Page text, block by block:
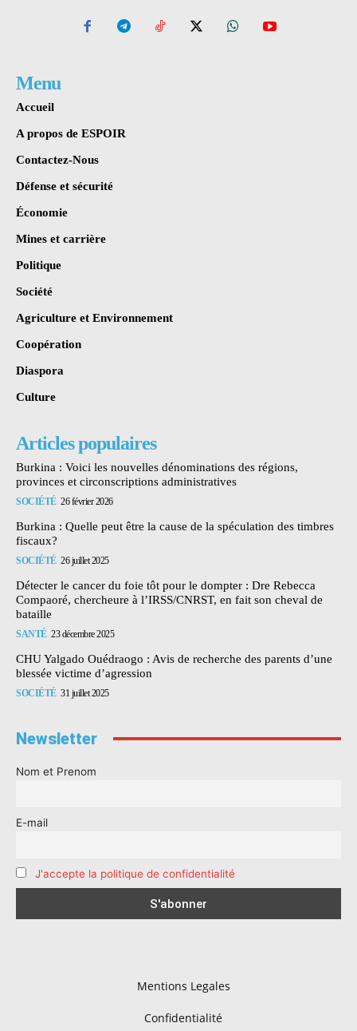
Menu
Accueil
A propos de ESPOIR
Contactez-Nous
Défense et sécurité
Économie
Mines et carrière
Politique
Société
Agriculture et Environnement
Coopération
Diaspora
Culture
Articles populaires
Burkina : Voici les nouvelles dénominations des régions,
provinces et circonscriptions administratives
SOCIÉTÉ 26 février 2026
Burkina : Quelle peut être la cause de la spéculation des timbres
fiscaux?
SOCIÉTÉ 26 juillet 2025
Détecter le cancer du foie tôt pour le dompter : Dre Rebecca
Compaoré, chercheure à l’IRSS/CNRST, en fait son cheval de
bataille
SANTÉ 23 décembre 2025
CHU Yalgado Ouédraogo : Avis de recherche des parents d’une
blessée victime d’agression
SOCIÉTÉ 31 juillet 2025
Newsletter
Nom et Prenom
E-mail
J'accepte la politique de confidentialité
Mentions Legales
Confidentialité